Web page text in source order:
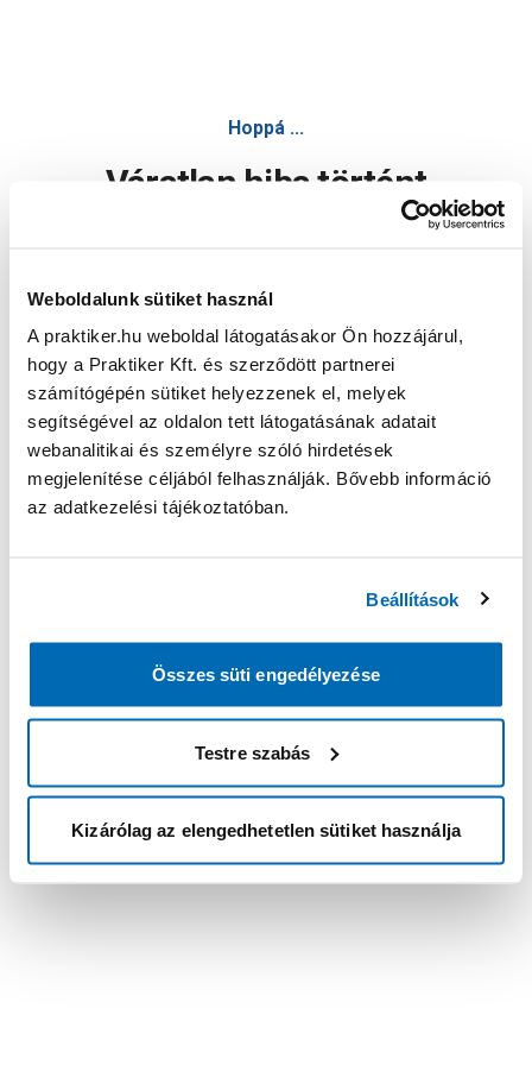
Weboldalunk sütiket használ
A praktiker.hu weboldal látogatásakor Ön hozzájárul,
hogy a Praktiker Kft. és szerződött partnerei
számítógépén sütiket helyezzenek el, melyek
segítségével az oldalon tett látogatásának adatait
webanalitikai és személyre szóló hirdetések
megjelenítése céljából felhasználják. Bővebb információ
az adatkezelési tájékoztatóban.
Beállítások
Összes süti engedélyezése
Testre szabás
Kizárólag az elengedhetetlen sütiket használja
Hoppá ...
Váratlan hiba történt
Oldal újratöltése